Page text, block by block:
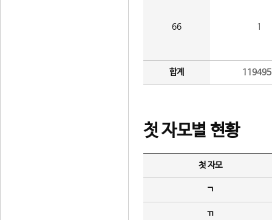
66 1
합계
첫 자모별 현황
첫 자모
ㄱ
ㄲ